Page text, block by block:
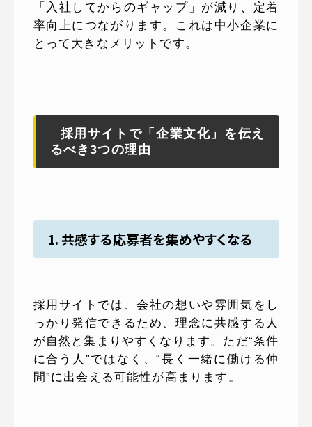
「入社してからのギャップ」が減り、定着
率向上につながります。これは中小企業に
とって大きなメリットです。
採用サイトで「企業文化」を伝え
るべき3つの理由
1. 共感する応募者を集めやすくなる
採用サイトでは、会社の想いや雰囲気をし
っかり発信できるため、理念に共感する人
が自然と集まりやすくなります。ただ“条件
に合う人”ではなく、“長く一緒に働ける仲
間”に出会える可能性が高まります。